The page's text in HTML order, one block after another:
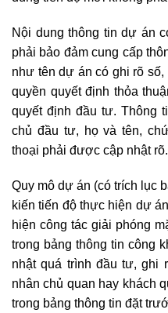
Nội dung thông tin dự án
phải bảo đảm cung cấp
như tên dự án có ghi rõ
quyền quyết định thỏa
quyết định đầu tư. Thông
chủ đầu tư, họ và tên,
thoại phải được cập nhật rõ.
Quy mô dự án (có trích lục
kiến tiến độ thực hiện dự
hiện công tác giải phóng
trong bảng thông tin công
nhật quá trình đầu tư, ghi
nhân chủ quan hay khách
trong bảng thông tin đặt